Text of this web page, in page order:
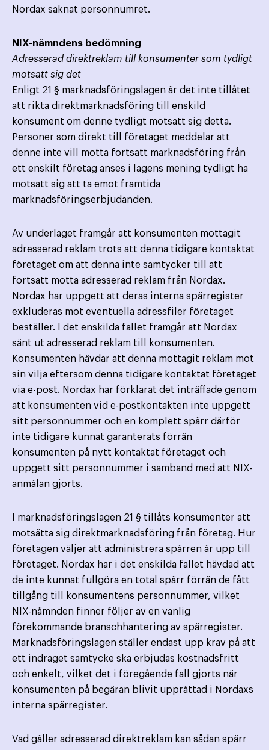
Nordax saknat personnumret.
NIX-nämndens bedömning
Adresserad direktreklam till konsumenter som tydligt
motsatt sig det
Enligt 21 § marknadsföringslagen är det inte tillåtet
att rikta direktmarknadsföring till enskild
konsument om denne tydligt motsatt sig detta.
Personer som direkt till företaget meddelar att
denne inte vill motta fortsatt marknadsföring från
ett enskilt företag anses i lagens mening tydligt ha
motsatt sig att ta emot framtida
marknadsföringserbjudanden.
Av underlaget framgår att konsumenten mottagit
adresserad reklam trots att denna tidigare kontaktat
företaget om att denna inte samtycker till att
fortsatt motta adresserad reklam från Nordax.
Nordax har uppgett att deras interna spärregister
exkluderas mot eventuella adressfiler företaget
beställer. I det enskilda fallet framgår att Nordax
sänt ut adresserad reklam till konsumenten.
Konsumenten hävdar att denna mottagit reklam mot
sin vilja eftersom denna tidigare kontaktat företaget
via e-post. Nordax har förklarat det inträffade genom
att konsumenten vid e-postkontakten inte uppgett
sitt personnummer och en komplett spärr därför
inte tidigare kunnat garanterats förrän
konsumenten på nytt kontaktat företaget och
uppgett sitt personnummer i samband med att NIX-
anmälan gjorts.
I marknadsföringslagen 21 § tillåts konsumenter att
motsätta sig direktmarknadsföring från företag. Hur
företagen väljer att administrera spärren är upp till
företaget. Nordax har i det enskilda fallet hävdad att
de inte kunnat fullgöra en total spärr förrän de fått
tillgång till konsumentens personnummer, vilket
NIX-nämnden finner följer av en vanlig
förekommande branschhantering av spärregister.
Marknadsföringslagen ställer endast upp krav på att
ett indraget samtycke ska erbjudas kostnadsfritt
och enkelt, vilket det i föregående fall gjorts när
konsumenten på begäran blivit upprättad i Nordaxs
interna spärregister.
Vad gäller adresserad direktreklam kan sådan spärr